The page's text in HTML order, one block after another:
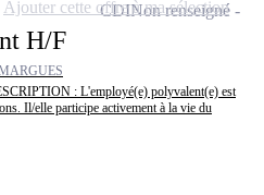
H/F
: L'employé(e) polyvalent(e) est
Il/elle participe activement à la vie du
CDINon renseigné
Ajouter cette offre à ma sélection